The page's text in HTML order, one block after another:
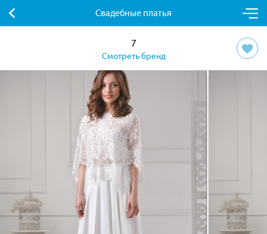
Свадебные платья
7
Смотреть бренд